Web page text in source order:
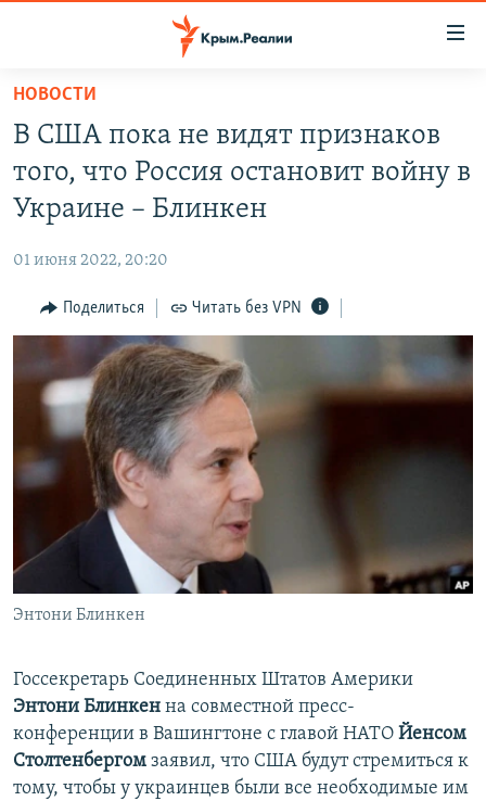
Вернуться
основному
содержанию
Вернутся
главной
Вернутся
поиску
11 ЛЕТ ОККУПАЦИИ КРЫМА. 11 ИСТОРИЙ СОПРОТИВЛЕНИЯ
ВОДА
ЕЩЕ
ИНТЕРАКТИВ
ИНФОГРАФИКА
ТЕЛЕПРОЕКТ КРЫМ.РЕАЛИИ
СОВЕТЫ ПРАВОЗАЩИТНИКОВ
ПРОПАВШИЕ БЕЗ ВЕСТИ
ПОБЕДИТЕЛЕЙ НЕ СУДЯТ?
КРЫМ.НЕПОКОРЕННЫЙ
УКРАИНСКАЯ ПРОБЛЕМА КРЫМА
РАДІО СВОБОДА
КАК ОБОЙТИ БЛОКИРОВКУ
Українською
Qırımtatar
ПРИСОЕДИНЯЙТЕСЬ!
НОВОСТИ
В США пока не видят признаков
того, что Россия остановит войну в
Украине – Блинкен
01 июня 2022, 20:20
Поделиться Читать без VPN
Энтони Блинкен
Госсекретарь Соединенных Штатов Америки
Энтони Блинкен на совместной пресс-
конференции в Вашингтоне с главой НАТО Йенсом
Столтенбергом заявил, что США будут стремиться к
тому, чтобы у украинцев были все необходимые им